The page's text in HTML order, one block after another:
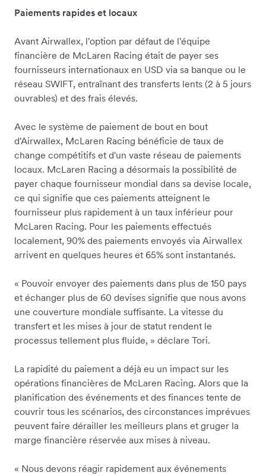
Paiements rapides et locaux
Avant Airwallex, l'option par défaut de l'équipe
financière de McLaren Racing était de payer ses
fournisseurs internationaux en USD via sa banque ou le
réseau SWIFT, entraînant des transferts lents (2 à 5 jours
ouvrables) et des frais élevés.
Avec le système de paiement de bout en bout
d'Airwallex, McLaren Racing bénéficie de taux de
change compétitifs et d'un vaste réseau de paiements
locaux. McLaren Racing a désormais la possibilité de
payer chaque fournisseur mondial dans sa devise locale,
ce qui signifie que ces paiements atteignent le
fournisseur plus rapidement à un taux inférieur pour
McLaren Racing. Pour les paiements effectués
localement, 90% des paiements envoyés via Airwallex
arrivent en quelques heures et 65% sont instantanés.
« Pouvoir envoyer des paiements dans plus de 150 pays
et échanger plus de 60 devises signifie que nous avons
une couverture mondiale suffisante. La vitesse du
transfert et les mises à jour de statut rendent le
processus tellement plus fluide, » déclare Tori.
La rapidité du paiement a déjà eu un impact sur les
opérations financières de McLaren Racing. Alors que la
planification des événements et des finances tente de
couvrir tous les scénarios, des circonstances imprévues
peuvent faire dérailler les meilleurs plans et gruger la
marge financière réservée aux mises à niveau.
« Nous devons réagir rapidement aux événements